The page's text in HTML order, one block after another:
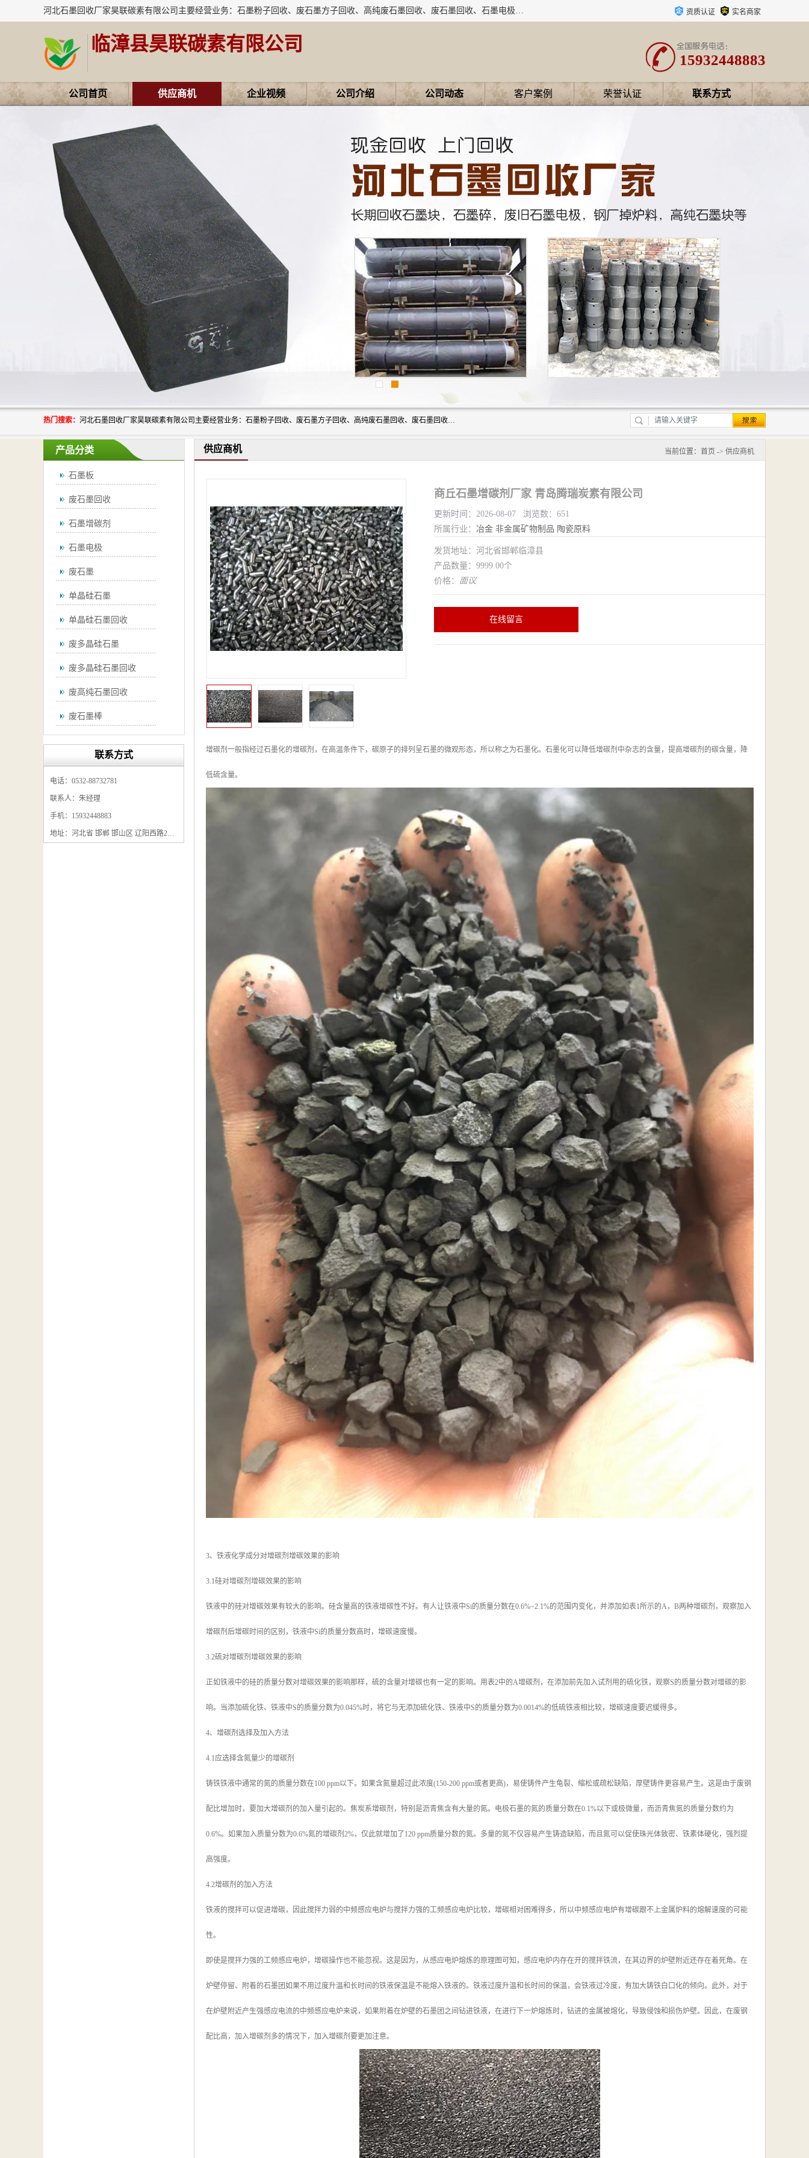
河北石墨回收厂家昊联碳素有限公司主要经营业务：石墨粉子回收、废石墨方子回收、高纯废石墨回收、废石墨回收、石墨电极回收、废石墨板回收、石墨增碳剂、单晶硅石墨、单晶硅石墨回收、废多晶硅石墨、废多晶硅石墨回收、废高纯石墨回收、废石墨、废石墨棒、废石墨棒回收、废石墨换热器回收、高纯石墨回收、石墨粉回收、石墨换热器回收、石墨纸回收、回收石墨板、回收石墨电极、石墨板回收、石墨回收。 资质认证 实名商家
临漳县昊联碳素有限公司
15932448883
公司首页 供应商机 企业视频 公司介绍 公司动态 客户案例 荣誉认证 联系方式
热门搜索： 河北石墨回收厂家昊联碳素有限公司主要经营业务：石墨粉子回收、废石墨方子回收、高纯废石墨回收、废石墨回收、石墨电极回收、废石墨板回收、石墨增碳剂、单晶硅石墨、单晶硅石墨回收、废多晶硅石墨、废多晶硅石墨回收、废高纯石墨回收、废石墨、废石墨棒、废石墨棒回收、废石墨换热器回收、高纯石墨回收、石墨粉回收、石墨换热器回收、石墨纸回收、回收石墨板、回收石墨电极、石墨板回收、石墨回收。
产品分类
石墨板
废石墨回收
石墨增碳剂
石墨电极
废石墨
单晶硅石墨
单晶硅石墨回收
废多晶硅石墨
废多晶硅石墨回收
废高纯石墨回收
废石墨棒
废石墨换热器回收
石墨粉回收
石墨换热器回收
联系方式
电话：0532-88732781
联系人：朱经理
手机：15932448883
地址：河北省 邯郸 邯山区 辽阳西路295号
供应商机 当前位置： 首页 -> 供应商机
商丘石墨增碳剂厂家 青岛腾瑞炭素有限公司
更新时间：2026-08-07 浏览数：651
所属行业： 冶金 非金属矿物制品 陶瓷原料
发货地址：河北省邯郸临漳县
产品数量：9999.00个
价格： 面议
在线留言
增碳剂一般指经过石墨化的增碳剂，在高温条件下，碳原子的排列呈石墨的微观形态，所以称之为石墨化。石墨化可以降低增碳剂中杂志的含量，提高增碳剂的碳含量，降
低硫含量。
3、铁液化学成分对增碳剂增碳效果的影响
3.1硅对增碳剂增碳效果的影响
铁液中的硅对增碳效果有较大的影响。硅含量高的铁液增碳性不好。有人让铁液中Si的质量分数在0.6%~2.1%的范围内变化，并添加如表1所示的A，B两种增碳剂，观察加入
增碳剂后增碳时间的区别，铁液中Si的质量分数高时，增碳速度慢。
3.2硫对增碳剂增碳效果的影响
正如铁液中的硅的质量分数对增碳效果的影响那样，硫的含量对增碳也有一定的影响。用表2中的A增碳剂，在添加前先加入试剂用的硫化铁，观察S的质量分数对增碳的影
响。当添加硫化铁、铁液中S的质量分数为0.045%时，将它与无添加硫化铁、铁液中S的质量分数为0.0014%的低硫铁液相比较，增碳速度要迟缓得多。
4、增碳剂选择及加入方法
4.1应选择含氮量少的增碳剂
铸铁铁液中通常的氮的质量分数在100 ppm以下。如果含氮量超过此浓度(150-200 ppm或者更高)，易使铸件产生龟裂、缩松或疏松缺陷，厚壁铸件更容易产生。这是由于废钢
配比增加时，要加大增碳剂的加入量引起的。焦炭系增碳剂，特别是沥青焦含有大量的氮。电极石墨的氮的质量分数在0.1%以下或极微量，而沥青焦氮的质量分数约为
0.6%。如果加入质量分数为0.6%氮的增碳剂2%，仅此就增加了120 ppm质量分数的氮。多量的氮不仅容易产生铸造缺陷，而且氮可以促使珠光体致密、铁素体硬化，强烈提
高强度。
4.2增碳剂的加入方法
铁液的搅拌可以促进增碳，因此搅拌力弱的中频感应电炉与搅拌力强的工频感应电炉比较，增碳相对困难得多，所以中频感应电炉有增碳跟不上金属炉料的熔解速度的可能
性。
即使是搅拌力强的工频感应电炉，增碳操作也不能忽视。这是因为，从感应电炉熔炼的原理图可知，感应电炉内存在开的搅拌铁流，在其边界的炉壁附近还存在着死角。在
炉壁停留、附着的石墨团如果不用过度升温和长时间的铁液保温是不能熔入铁液的。铁液过度升温和长时间的保温，会铁液过冷度，有加大铸铁白口化的倾向。此外，对于
在炉壁附近产生强感应电流的中频感应电炉来说，如果附着在炉壁的石墨团之间钻进铁液，在进行下一炉熔炼时，钻进的金属被熔化，导致侵蚀和损伤炉壁。因此，在废钢
配比高，加入增碳剂多的情况下，加入增碳剂要更加注意。